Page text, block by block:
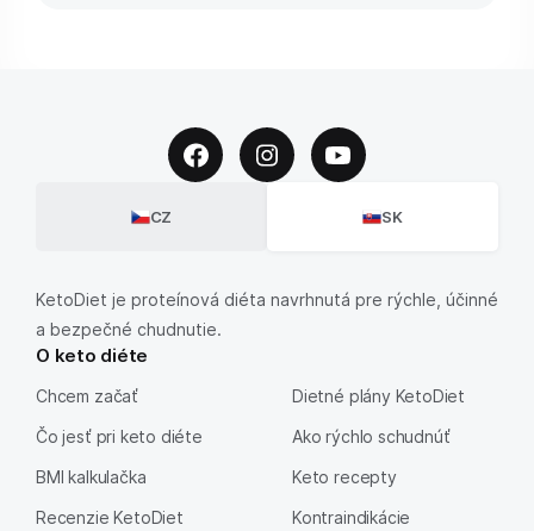
CZ SK
KetoDiet je proteínová diéta navrhnutá pre rýchle, účinné
a bezpečné chudnutie.
O keto diéte
Chcem začať
Čo jesť pri keto diéte
BMI kalkulačka
Recenzie KetoDiet
Dietné plány KetoDiet
Ako rýchlo schudnúť
Keto recepty
Kontraindikácie